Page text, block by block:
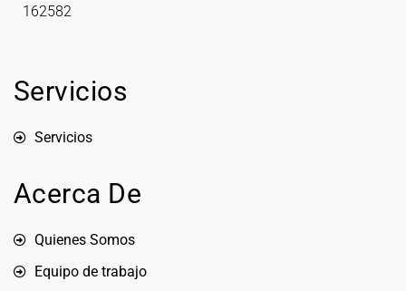
162582
Servicios
Servicios
Acerca De
Quienes Somos
Equipo de trabajo